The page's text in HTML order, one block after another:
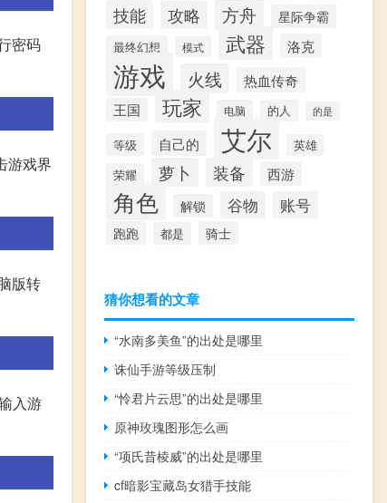
密码
游戏界
版转
入游
技能 攻略 方舟 星际争霸
最终幻想 模式 武器 洛克
游戏 火线 热血传奇
王国 玩家 电脑 的人 的是
等级 自己的 艾尔 英雄
荣耀 萝卜 装备 西游
角色 解锁 谷物 账号
跑跑 都是 骑士
猜你想看的文章
“水南多美鱼”的出处是哪里
诛仙手游等级压制
“怜君片云思”的出处是哪里
原神玫瑰图形怎么画
“项氏昔棱威”的出处是哪里
cf暗影宝藏岛女猎手技能